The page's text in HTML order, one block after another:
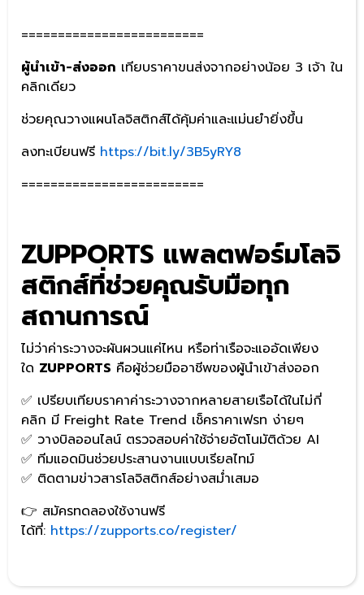
=========================
ผู้นำเข้า-ส่งออก เทียบราคาขนส่งจากอย่างน้อย 3 เจ้า ใน
คลิกเดียว
ช่วยคุณวางแผนโลจิสติกส์ได้คุ้มค่าและแม่นยำยิ่งขึ้น
ลงทะเบียนฟรี https://bit.ly/3B5yRY8
=========================
ZUPPORTS แพลตฟอร์มโลจิ
สติกส์ที่ช่วยคุณรับมือทุก
สถานการณ์
ไม่ว่าค่าระวางจะผันผวนแค่ไหน หรือท่าเรือจะแออัดเพียง
ใด ZUPPORTS คือผู้ช่วยมืออาชีพของผู้นำเข้าส่งออก
✅ เปรียบเทียบราคาค่าระวางจากหลายสายเรือได้ในไม่กี่
คลิก มี Freight Rate Trend เช็คราคาเฟรท ง่ายๆ
✅ วางบิลออนไลน์ ตรวจสอบค่าใช้จ่ายอัตโนมัติด้วย AI
✅ ทีมแอดมินช่วยประสานงานแบบเรียลไทม์
✅ ติดตามข่าวสารโลจิสติกส์อย่างสม่ำเสมอ
👉 สมัครทดลองใช้งานฟรี
ได้ที่: https://zupports.co/register/